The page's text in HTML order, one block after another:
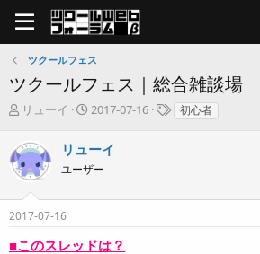
ツクールフェス
ツクールフェス｜総合雑談場
T
r
e
a
s
t
a
リューイ
開
2017-07-16
タ初心者
リューイ
ユーザー
2017-07-16
■このスレッドは？